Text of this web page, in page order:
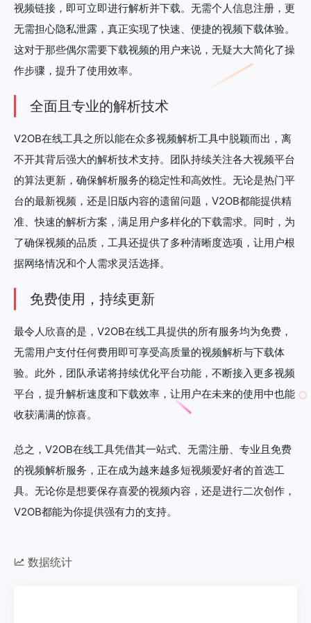
视频链接，即可立即进行解析并下载。无需个人信息注册，更
无需担心隐私泄露，真正实现了快速、便捷的视频下载体验。
这对于那些偶尔需要下载视频的用户来说，无疑大大简化了操
作步骤，提升了使用效率。
全面且专业的解析技术
V2OB在线工具之所以能在众多视频解析工具中脱颖而出，离
不开其背后强大的解析技术支持。团队持续关注各大视频平台
的算法更新，确保解析服务的稳定性和高效性。无论是热门平
台的最新视频，还是旧版内容的遗留问题，V2OB都能提供精
准、快速的解析方案，满足用户多样化的下载需求。同时，为
了确保视频的品质，工具还提供了多种清晰度选项，让用户根
据网络情况和个人需求灵活选择。
免费使用，持续更新
最令人欣喜的是，V2OB在线工具提供的所有服务均为免费，
无需用户支付任何费用即可享受高质量的视频解析与下载体
验。此外，团队承诺将持续优化平台功能，不断接入更多视频
平台，提升解析速度和下载效率，让用户在未来的使用中也能
收获满满的惊喜。
总之，V2OB在线工具凭借其一站式、无需注册、专业且免费
的视频解析服务，正在成为越来越多短视频爱好者的首选工
具。无论你是想要保存喜爱的视频内容，还是进行二次创作，
V2OB都能为你提供强有力的支持。
数据统计